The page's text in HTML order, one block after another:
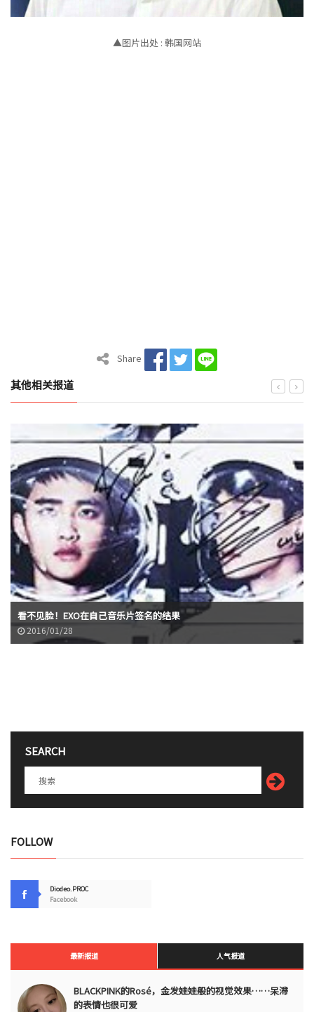
▲图片出处 : 韩国网站
Share
其他相关报道
看不见脸！EXO在自己音乐片签名的结果
2016/01/28
SEARCH
FOLLOW
Diodeo.PROC
Facebook
最新报道 人气报道
BLACKPINK的Rosé，金发娃娃般的视觉效果……呆滞
的表情也很可爱